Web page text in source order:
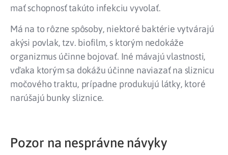
mať schopnosť takúto infekciu vyvolať.
Má na to rôzne spôsoby, niektoré baktérie vytvárajú
akýsi povlak, tzv. biofilm, s ktorým nedokáže
organizmus účinne bojovať. Iné mávajú vlastnosti,
vďaka ktorým sa dokážu účinne naviazať na sliznicu
močového traktu, prípadne produkujú látky, ktoré
narúšajú bunky sliznice.
Pozor na nesprávne návyky